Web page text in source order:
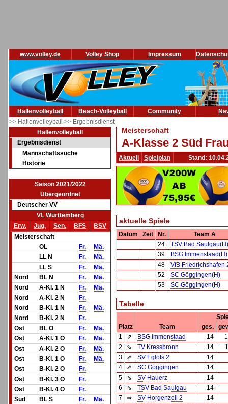
www.volley.de Volley Shop Impressum
Hallenvolleyball Beach-Volleyball Community
>> Hallenvolleyball >> Ergebnisdienst
Hallenvolleyball
Ergebnisdienst
Mannschaftssuche
Historie
Saison 2021/2022
Übergeordnet
Deutscher VV
VL Württemberg
Erw.
Jug. Sen. BFS
BSV
Meisterschaft
OL
Fr.
Mä.
LL N
Fr.
Mä.
LL S
Fr.
Mä.
Nord
BL N Fr.
Mä.
Nord
A-Kl. 1 N Fr.
Mä.
Nord
A-Kl. 2 N
Fr.
Nord
B-Kl. 1 N Fr.
Mä.
Nord
B-Kl. 2 N
Fr.
Ost
BL O Fr.
Mä.
Ost
A-Kl. 1 O Fr.
Mä.
Ost
A-Kl. 2 O Fr.
Mä.
Ost
B-Kl. 1 O Fr.
Mä.
Ost
B-Kl. 2 O
Fr.
Ost
B-Kl. 3 O
Fr.
Ost
B-Kl. 4 O
Fr.
Süd
BL S Fr.
Mä.
Meisterschaft
A-Klasse 2 Süd
Aktuell Spielplan Stand:
aktuelle Spiele
Datum Zeit Nr.
Team A
24
TSV Bad Saulgau(H)
39
BSG Immenstaad(H)
48
VfB Friedrichshafen
52
SC Göggingen(H)
53
SC Göggingen(H)
Tabelle
Platz
Team ges.
1
⇗ BSG Immenstaad 14
2
⇘ TV Kressbronn 14
3
⇗ SV Eglofs 2
14
4
⇗ SC Göggingen
14
5
⇘ SV Hauerz
14
6
⇘ TSV Bad Saulgau
14
7
⇒ SV Horgenzell 2
14